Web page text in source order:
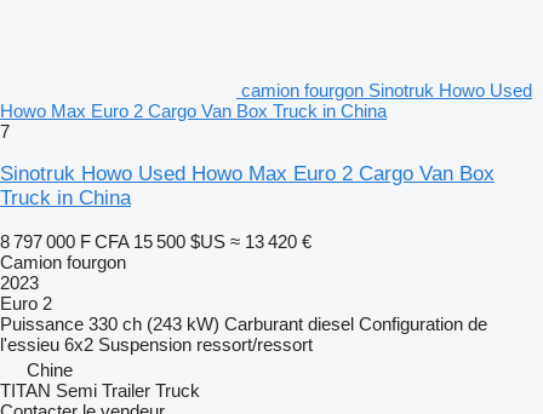
camion fourgon Sinotruk Howo Used
Howo Max Euro 2 Cargo Van Box Truck in China
7
Sinotruk Howo Used Howo Max Euro 2 Cargo Van Box
Truck in China
8 797 000 F CFA 15 500 $US ≈ 13 420 €
Camion fourgon
2023
Euro 2
Puissance 330 ch (243 kW) Carburant diesel Configuration de
l'essieu 6x2 Suspension ressort/ressort
Chine
TITAN Semi Trailer Truck